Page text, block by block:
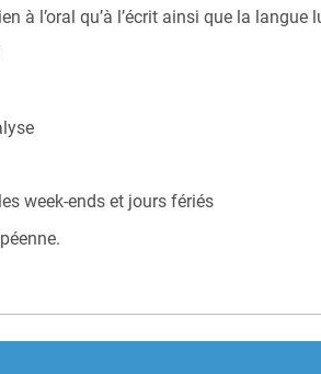
l’oral qu’à l’écrit ainsi que la langue
week-ends et jours fériés